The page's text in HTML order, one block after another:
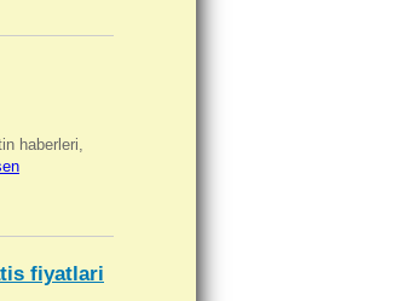
haberleri,
fiyatlari